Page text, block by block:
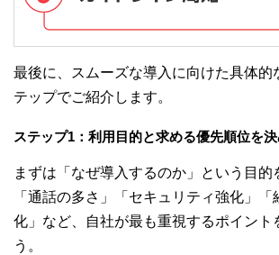
最後に、スムーズな導入に向けた具体的
テップでご紹介します。
ステップ1：利用目的と求める優先順位を
まずは「なぜ導入するのか」という目的
「通話の多さ」「セキュリティ強化」
化」など、自社が最も重視するポイント
う。